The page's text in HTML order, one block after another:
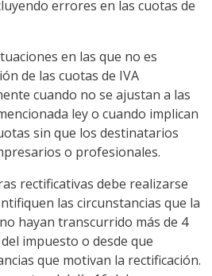
errores en las cuotas de
en las que no es
de las cuotas de IVA
cuando no se ajustan a las
ley o cuando implican
sin que los destinatarios
o profesionales.
rectificativas debe realizarse
las circunstancias que la
hayan transcurrido más de 4
impuesto o desde que
que motivan la rectificación.